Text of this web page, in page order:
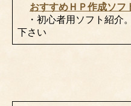
おすすめＨＰ作成ソフ
・初心者用ソフト紹介
下さい